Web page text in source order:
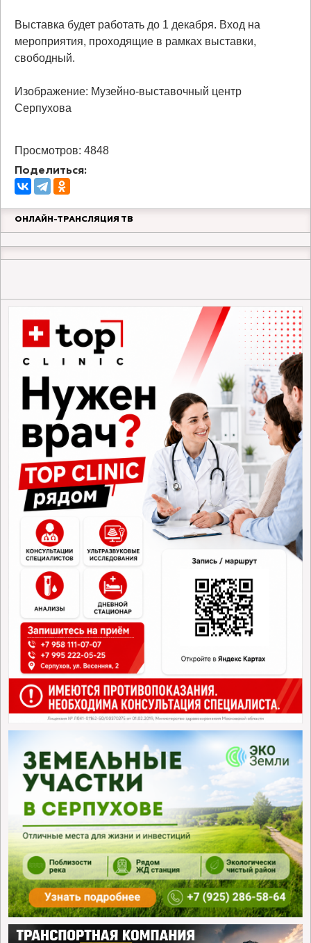
Выставка будет работать до 1 декабря. Вход на
мероприятия, проходящие в рамках выставки,
свободный.
Изображение: Музейно-выставочный центр
Серпухова
Просмотров: 4848
Поделиться:
ОНЛАЙН-ТРАНСЛЯЦИЯ ТВ